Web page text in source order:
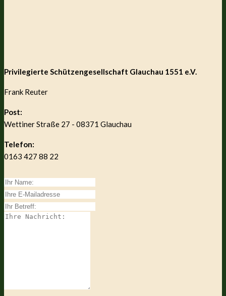
Privilegierte Schützengesellschaft Glauchau 1551 e.V.
Frank Reuter
Post:
Wettiner Straße 27 - 08371 Glauchau
Telefon:
0163 427 88 22